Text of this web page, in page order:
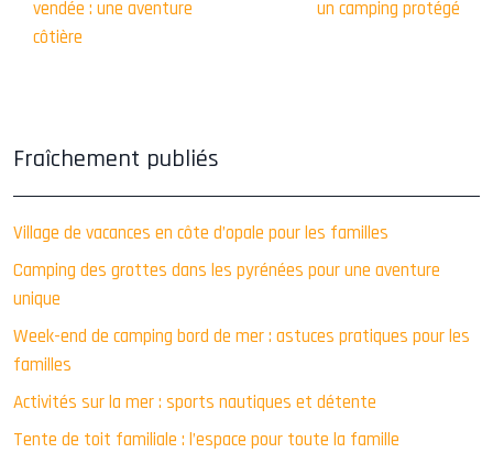
vendée : une aventure
côtière
un camping protégé
Fraîchement publiés
Village de vacances en côte d’opale pour les familles
Camping des grottes dans les pyrénées pour une aventure
unique
Week-end de camping bord de mer : astuces pratiques pour les
familles
Activités sur la mer : sports nautiques et détente
Tente de toit familiale : l’espace pour toute la famille